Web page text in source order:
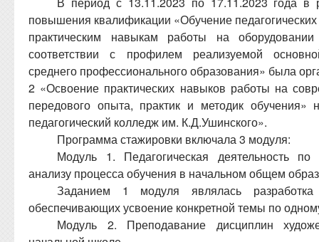
повышения квалификации «Обучение
практическим навыкам работы на
соответствии с профилем реализуемой
среднего профессионального образования» была
2 «Освоение практических навыков работы на
передового опыта, практик и методик
педагогический колледж им. К.Д.Ушинского».
Программа стажировки включала 3 модуля:
Модуль 1. Педагогическая деятельность
анализу процесса обучения в начальном общем
Заданием 1 модуля являлась
обеспечивающих усвоение конкретной темы по
Модуль 2. Преподавание дисциплин